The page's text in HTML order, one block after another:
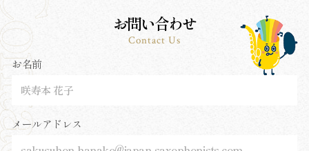
お問い合わせ
Contact Us
お名前
メールアドレス